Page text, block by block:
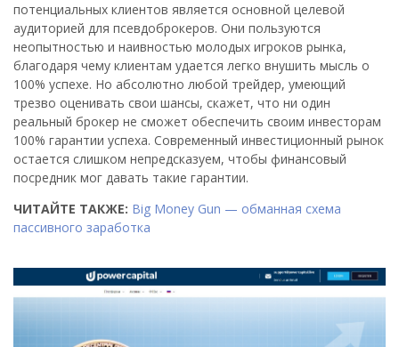
потенциальных клиентов является основной целевой
аудиторией для псевдоброкеров. Они пользуются
неопытностью и наивностью молодых игроков рынка,
благодаря чему клиентам удается легко внушить мысль о
100% успехе. Но абсолютно любой трейдер, умеющий
трезво оценивать свои шансы, скажет, что ни один
реальный брокер не сможет обеспечить своим инвесторам
100% гарантии успеха. Современный инвестиционный рынок
остается слишком непредсказуем, чтобы финансовый
посредник мог давать такие гарантии.
ЧИТАЙТЕ ТАКЖЕ: Big Money Gun — обманная схема
пассивного заработка